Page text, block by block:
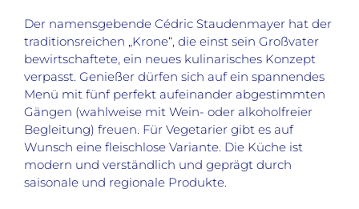
Der namensgebende Cédric Staudenmayer hat der
traditionsreichen „Krone“, die einst sein Großvater
bewirtschaftete, ein neues kulinarisches Konzept
verpasst. Genießer dürfen sich auf ein spannendes
Menü mit fünf perfekt aufeinander abgestimmten
Gängen (wahlweise mit Wein- oder alkoholfreier
Begleitung) freuen. Für Vegetarier gibt es auf
Wunsch eine fleischlose Variante. Die Küche ist
modern und verständlich und geprägt durch
saisonale und regionale Produkte.